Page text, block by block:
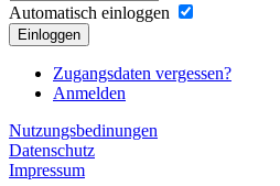
Automatisch einloggen
Einloggen
Zugangsdaten vergessen?
Anmelden
Nutzungsbedinungen
Datenschutz
Impressum